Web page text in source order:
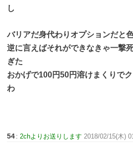
し
バリアだ身代わりオプションだと
逆に言えばそれができなきゃ一撃
ぎた
おかげで100円50円溶けまくりで
わ
54 :2chよりお送りします 2018/02/15(木)